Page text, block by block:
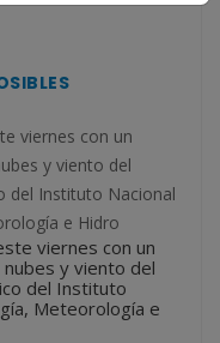
viernes con un
y viento del
del Instituto Nacional
e Hidro
viernes con un
y viento del
del Instituto
Meteorología e